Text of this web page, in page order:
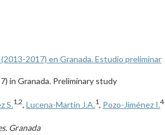
2017) en Granada. Estudio preliminar
in Granada. Preliminary study
S.1,2, Lucena-Martín J.A.1, Pozo-Jiménez I.4
Granada